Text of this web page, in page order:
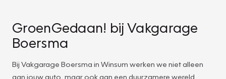
GroenGedaan! bij Vakgarage
Boersma
Bij Vakgarage Boersma in Winsum werken we niet alleen
aan jouw auto, maar ook aan een duurzamere wereld.